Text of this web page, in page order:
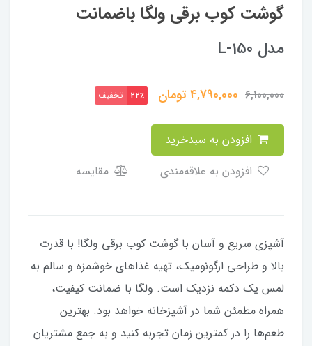
گوشت کوب برقی ولگا باضمانت
مدل L-150
6,100,000
4,790,000تومان 22٪ تخفیف
مقایسه
آشپزی سریع و آسان با گوشت کوب برقی ولگا! با قدرت
بالا و طراحی ارگونومیک، تهیه غذاهای خوشمزه و سالم به
لمس یک دکمه نزدیک است. ولگا با ضمانت کیفیت،
همراه مطمئن شما در آشپزخانه خواهد بود. بهترین
طعم‌ها را در کمترین زمان تجربه کنید و به جمع مشتریان